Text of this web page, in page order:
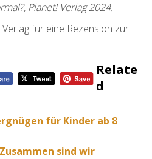
Planet! Verlag 2024.
für eine Rezension zur
Relate
D
für Kinder ab 8
sind wir